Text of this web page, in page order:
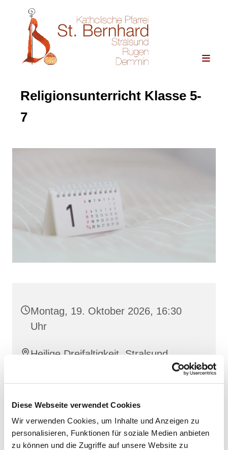
Diese Webseite verwendet Cookies
Wir verwenden Cookies, um Inhalte und Anzeigen zu
personalisieren, Funktionen für soziale Medien anbieten
zu können und die Zugriffe auf unsere Website zu
Religionsunterricht Klasse 5-
7
Montag, 19. Oktober 2026, 16:30
Uhr
Heilige Dreifaltigkeit, Stralsund,
Frankenwall 7, 18439 Stralsund